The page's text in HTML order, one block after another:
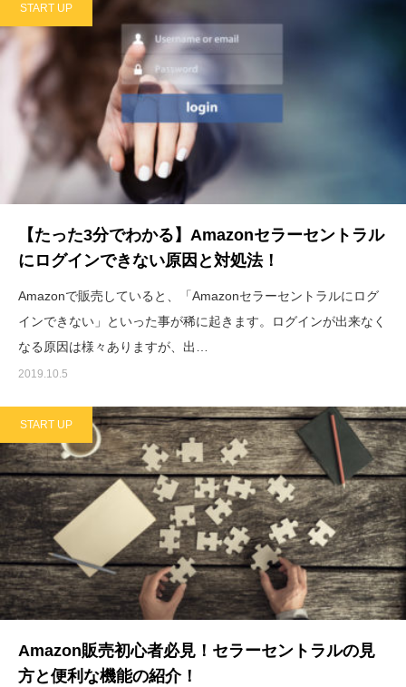
START UP
【たった3分でわかる】Amazonセラーセントラル
にログインできない原因と対処法！
Amazonで販売していると、「Amazonセラーセントラルにログ
インできない」といった事が稀に起きます。ログインが出来なく
なる原因は様々ありますが、出…
2019.10.5
START UP
Amazon販売初心者必見！セラーセントラルの見
方と便利な機能の紹介！